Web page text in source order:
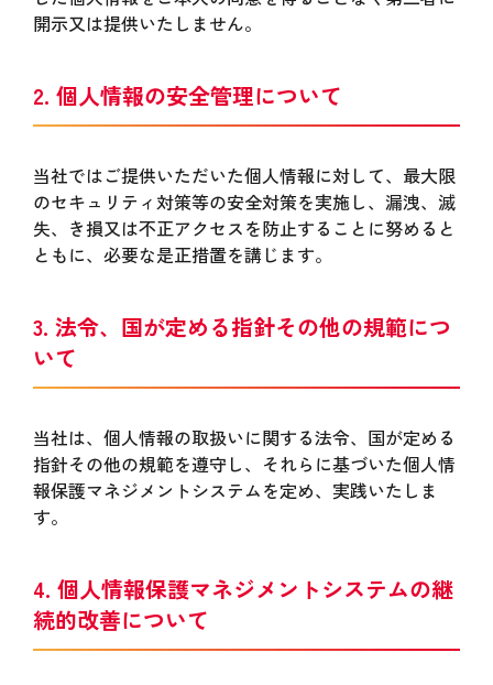
開示又は提供いたしません。
2. 個人情報の安全管理について
当社ではご提供いただいた個人情報に対して、最大限
のセキュリティ対策等の安全対策を実施し、漏洩、滅
失、き損又は不正アクセスを防止することに努めると
ともに、必要な是正措置を講じます。
3. 法令、国が定める指針その他の規範につ
いて
当社は、個人情報の取扱いに関する法令、国が定める
指針その他の規範を遵守し、それらに基づいた個人情
報保護マネジメントシステムを定め、実践いたしま
す。
4. 個人情報保護マネジメントシステムの継
続的改善について